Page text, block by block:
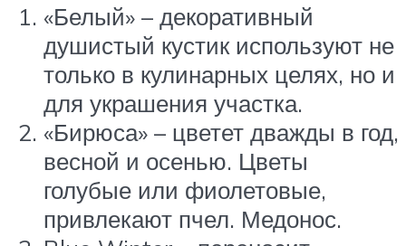
«Белый» – декоративный
душистый кустик используют не
только в кулинарных целях, но и
для украшения участка.
«Бирюса» – цветет дважды в год,
весной и осенью. Цветы
голубые или фиолетовые,
привлекают пчел. Медонос.